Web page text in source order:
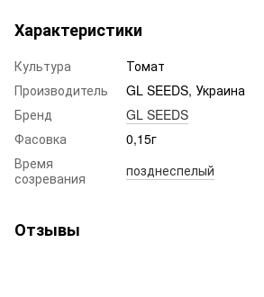
Характеристики
Культура
Томат
Производитель
GL SEEDS, Украина
Бренд
GL SEEDS
Фасовка
0,15г
Время
созревания
позднеспелый
Отзывы